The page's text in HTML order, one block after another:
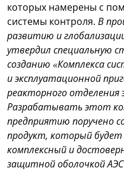
которых намерены с
системы контроля. В
развитию и
утвердил специальную
созданию «Комплекса
и эксплуатационной
реакторного отделения
Разрабатывать этот
предприятию поручено
продукт, который
комплексный и
защитной оболочкой